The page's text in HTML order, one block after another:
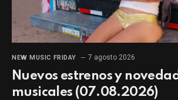
NEW MUSIC FRIDAY 7 agosto 2026
Nuevos estrenos y
musicales (07.08.2026)